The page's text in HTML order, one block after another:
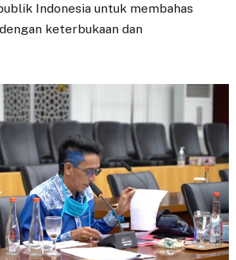
Indonesia untuk membahas
keterbukaan dan